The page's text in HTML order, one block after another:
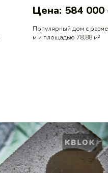
Цена: 584 000
Популярный дом с
м и площадью 78,88 м²